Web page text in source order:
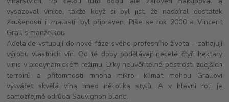
vysazoval vinice, takže když si byl jist, že nasbíral dostatek
zkušeností i znalostí, byl připraven. Píše se rok 2000 a Vincent
Grall s manželkou
Adelaïde vstupují do nové fáze svého profesního života – zahajují
výrobu vlastních vín. Od té doby obdělávají necelé čtyři hektary
vinic v biodynamickém režimu. Díky neuvěřitelné pestrosti zdejších
terroirů a přítomnosti mnoha mikro- klimat mohou Grallovi
vytvářet skvělá vína hned několika stylů. A v hlavní roli je
samozřejmě odrůda Sauvignon blanc.